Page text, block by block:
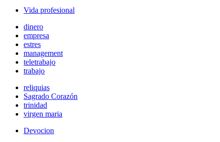
Vida profesional
dinero
empresa
estres
management
teletrabajo
trabajo
reliquias
Sagrado Corazón
trinidad
virgen maria
Devocion